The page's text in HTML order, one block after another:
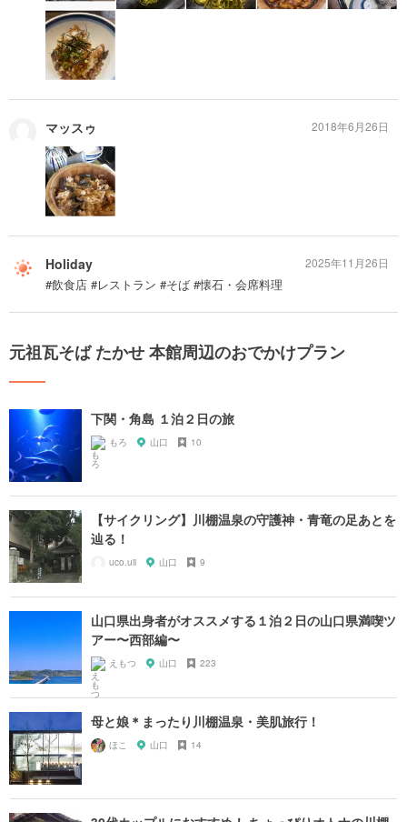
マッスゥ 2018年6月26日
Holiday
#飲食店 #レストラン #そば #懐石・会席料理
2025年11月26日
元祖瓦そば たかせ 本館周辺のおでかけプラン
下関・角島 １泊２日の旅
もろ 山口 10
【サイクリング】川棚温泉の守護神・青竜の足あとを
辿る！
uco.uii 山口 9
山口県出身者がオススメする１泊２日の山口県満喫ツ
アー〜西部編〜
えもつ 山口 223
母と娘＊まったり川棚温泉・美肌旅行！
ほこ 山口 14